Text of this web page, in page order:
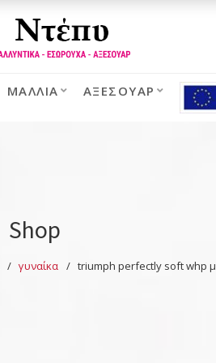
ΜΑΛΛΙΆ ΑΞΕΣΟΥΆΡ
Shop
γυναίκα triumph perfectly soft whp